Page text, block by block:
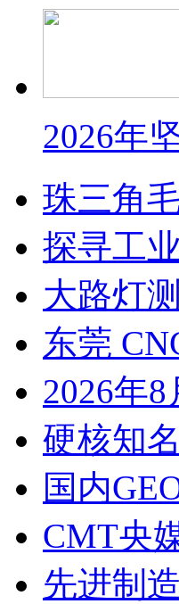
2026年
珠三角
探寻工
大路灯
东莞
2026年
硬核知
国内
CMT央
先进制